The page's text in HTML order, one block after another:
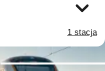
1 stacja